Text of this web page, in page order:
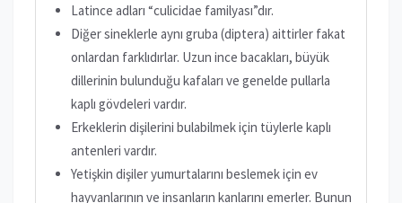
Latince adları “culicidae familyası”dır.
Diğer sineklerle aynı gruba (diptera) aittirler fakat
onlardan farklıdırlar. Uzun ince bacakları, büyük
dillerinin bulunduğu kafaları ve genelde pullarla
kaplı gövdeleri vardır.
Erkeklerin dişilerini bulabilmek için tüylerle kaplı
antenleri vardır.
Yetişkin dişiler yumurtalarını beslemek için ev
hayvanlarının ve insanların kanlarını emerler. Bunun